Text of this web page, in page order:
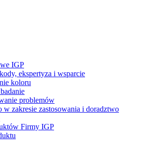
IGP
ekspertyza i wsparcie
koloru
problemów
w zakresie zastosowania i doradztwo
Firmy IGP